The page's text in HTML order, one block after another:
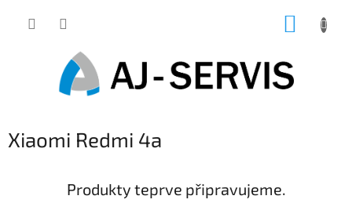
Xiaomi Redmi 4a
Produkty teprve připravujeme.